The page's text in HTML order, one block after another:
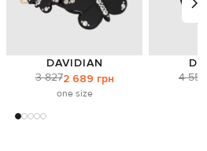
DAVIDIAN
3 8272 689 грн
one size
4 551